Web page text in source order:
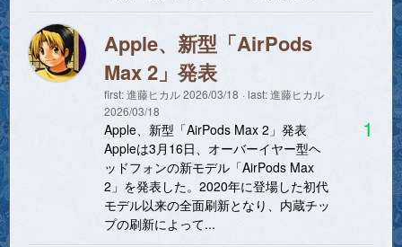
Apple、新型「AirPods
Max 2」発表
first:進藤ヒカル2026/03/18 last:進藤ヒカル
2026/03/18
Apple、新型「AirPods Max 2」発表
Appleは3月16日、オーバーイヤー型ヘ
ッドフォンの新モデル「AirPods Max
2」を発表した。2020年に登場した初代
モデル以来の全面刷新となり、内蔵チッ
プの刷新によって...
1